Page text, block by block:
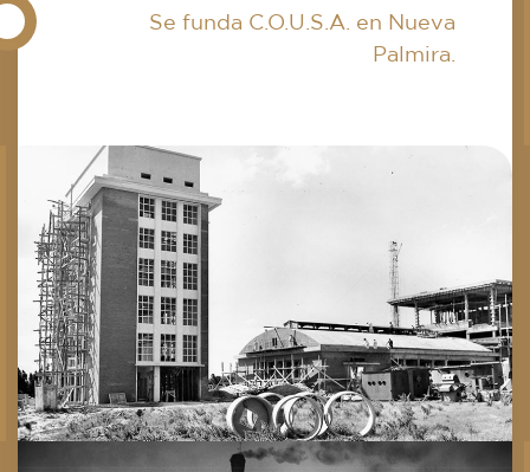
Se funda C.O.U.S.A. en Nueva
Palmira.